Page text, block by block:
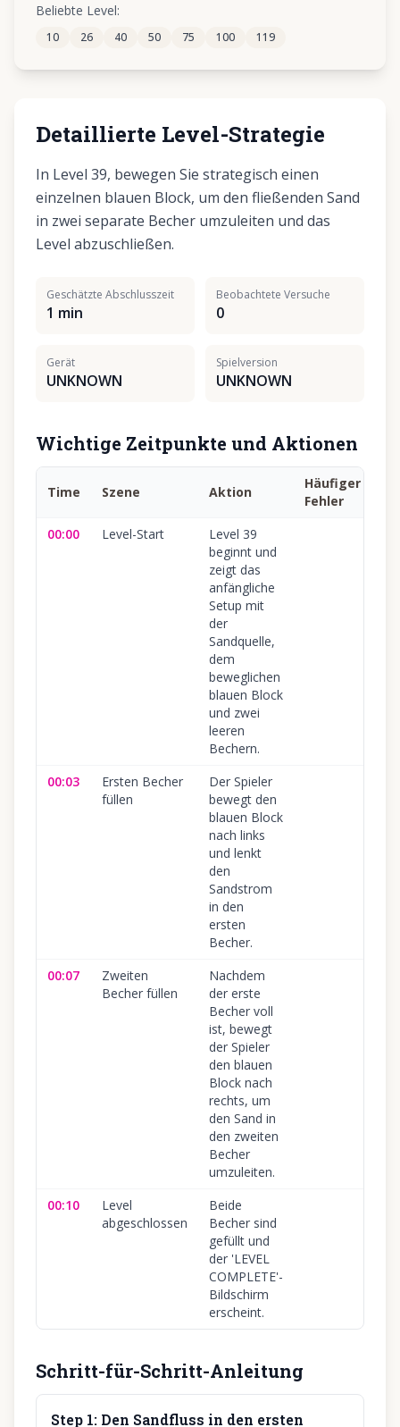
55 56 57 58
Beliebte Level:
10 26 40 50 75 100 119
Detaillierte Level-Strategie
In Level 39, bewegen Sie strategisch einen
einzelnen blauen Block, um den fließenden Sand
in zwei separate Becher umzuleiten und das
Level abzuschließen.
Geschätzte Abschlusszeit
1 min
Beobachtete Versuche
0
Gerät
UNKNOWN
Spielversion
UNKNOWN
Wichtige Zeitpunkte und Aktionen
Time Szene Aktion
Häufiger
Fehler
00:00 Level-Start
Level 39
beginnt und
zeigt das
anfängliche
Setup mit
der
Sandquelle,
dem
beweglichen
blauen Block
und zwei
leeren
Bechern.
00:03
Ersten Becher
füllen
Der Spieler
bewegt den
blauen Block
nach links
und lenkt
den
Sandstrom
in den
ersten
Becher.
00:07
Zweiten
Becher füllen
Nachdem
der erste
Becher voll
ist, bewegt
der Spieler
den blauen
Block nach
rechts, um
den Sand in
den zweiten
Becher
umzuleiten.
00:10
Level
abgeschlossen
Beide
Becher sind
gefüllt und
der 'LEVEL
COMPLETE'-
Bildschirm
erscheint.
Schritt-für-Schritt-Anleitung
Step 1: Den Sandfluss in den ersten